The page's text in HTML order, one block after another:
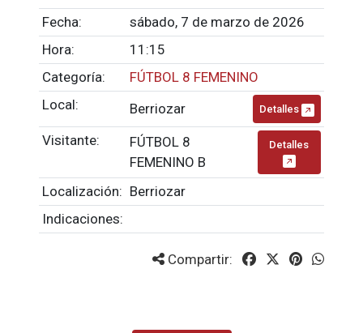
Fecha:
sábado, 7 de marzo de 2026
Hora:
11:15
Categoría:
FÚTBOL 8 FEMENINO
Local:
Berriozar Detalles
Visitante:
FÚTBOL 8
FEMENINO B
Detalles
Localización: Berriozar
Indicaciones:
Compartir: